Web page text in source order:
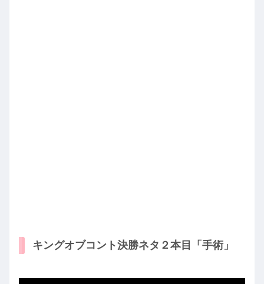
キングオブコント決勝ネタ２本目「手術」